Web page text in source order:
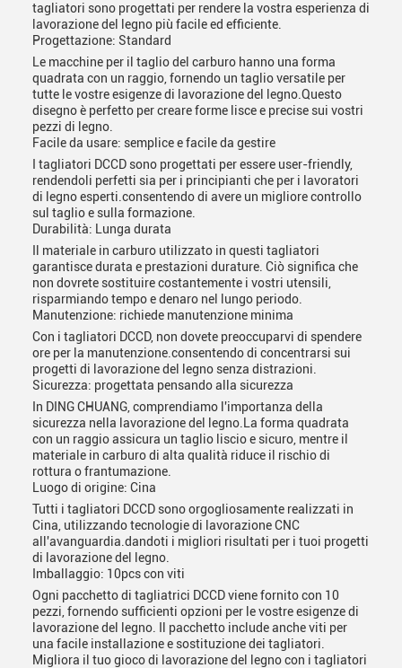
tagliatori sono progettati per rendere la vostra esperienza di
lavorazione del legno più facile ed efficiente.
Progettazione: Standard
Le macchine per il taglio del carburo hanno una forma
quadrata con un raggio, fornendo un taglio versatile per
tutte le vostre esigenze di lavorazione del legno.Questo
disegno è perfetto per creare forme lisce e precise sui vostri
pezzi di legno.
Facile da usare: semplice e facile da gestire
I tagliatori DCCD sono progettati per essere user-friendly,
rendendoli perfetti sia per i principianti che per i lavoratori
di legno esperti.consentendo di avere un migliore controllo
sul taglio e sulla formazione.
Durabilità: Lunga durata
Il materiale in carburo utilizzato in questi tagliatori
garantisce durata e prestazioni durature. Ciò significa che
non dovrete sostituire costantemente i vostri utensili,
risparmiando tempo e denaro nel lungo periodo.
Manutenzione: richiede manutenzione minima
Con i tagliatori DCCD, non dovete preoccuparvi di spendere
ore per la manutenzione.consentendo di concentrarsi sui
progetti di lavorazione del legno senza distrazioni.
Sicurezza: progettata pensando alla sicurezza
In DING CHUANG, comprendiamo l'importanza della
sicurezza nella lavorazione del legno.La forma quadrata
con un raggio assicura un taglio liscio e sicuro, mentre il
materiale in carburo di alta qualità riduce il rischio di
rottura o frantumazione.
Luogo di origine: Cina
Tutti i tagliatori DCCD sono orgogliosamente realizzati in
Cina, utilizzando tecnologie di lavorazione CNC
all'avanguardia.dandoti i migliori risultati per i tuoi progetti
di lavorazione del legno.
Imballaggio: 10pcs con viti
Ogni pacchetto di tagliatrici DCCD viene fornito con 10
pezzi, fornendo sufficienti opzioni per le vostre esigenze di
lavorazione del legno. Il pacchetto include anche viti per
una facile installazione e sostituzione dei tagliatori.
Migliora il tuo gioco di lavorazione del legno con i tagliatori